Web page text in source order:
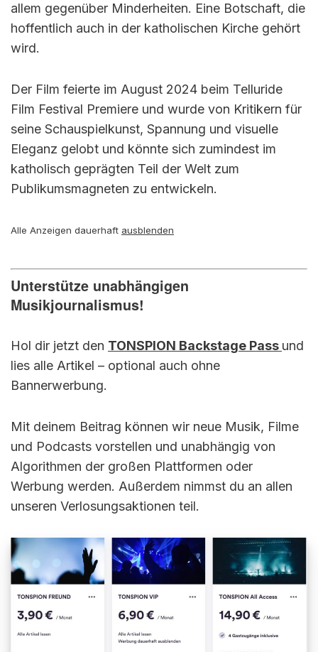
allem gegenüber Minderheiten. Eine Botschaft, die
hoffentlich auch in der katholischen Kirche gehört
wird.
Der Film feierte im August 2024 beim Telluride
Film Festival Premiere und wurde von Kritikern für
seine Schauspielkunst, Spannung und visuelle
Eleganz gelobt und könnte sich zumindest im
katholisch geprägten Teil der Welt zum
Publikumsmagneten zu entwickeln.
Alle Anzeigen dauerhaft ausblenden
Unterstütze unabhängigen
Musikjournalismus!
Hol dir jetzt den TONSPION Backstage Pass und
lies alle Artikel – optional auch ohne
Bannerwerbung.
Mit deinem Beitrag können wir neue Musik, Filme
und Podcasts vorstellen und unabhängig von
Algorithmen der großen Plattformen oder
Werbung werden. Außerdem nimmst du an allen
unseren Verlosungsaktionen teil.